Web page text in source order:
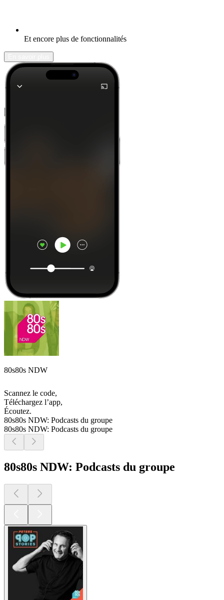
Et encore plus de fonctionnalités
80s80s NDW
Scannez le code,
Téléchargez l’app,
Écoutez.
80s80s NDW: Podcasts du groupe
80s80s NDW: Podcasts du groupe
80s80s NDW: Podcasts du groupe